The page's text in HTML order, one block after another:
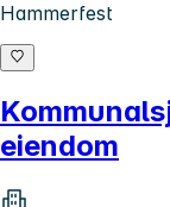
Hammerfest
eiendom